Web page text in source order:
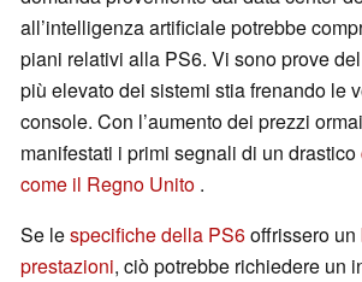
all’intelligenza artificiale potrebbe
piani relativi alla PS6. Vi sono prove
più elevato dei sistemi stia frenando le
console. Con l’aumento dei prezzi
manifestati i primi segnali di un drastico
come il Regno Unito .
Se lespecifiche della PS6offrissero un
prestazioni, ciò potrebbe richiedere un